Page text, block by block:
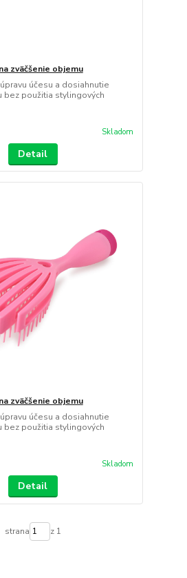
zväčšenie objemu
účesu a dosiahnutie
použitia stylingových
Skladom
Detail
zväčšenie objemu
účesu a dosiahnutie
použitia stylingových
Skladom
Detail
strana z 1